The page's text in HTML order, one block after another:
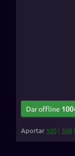
Dar offline 100
Aportar 100 | 500 |